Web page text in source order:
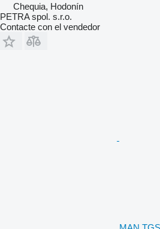
Chequia, Hodonín
PETRA spol. s.r.o.
Contacte con el vendedor